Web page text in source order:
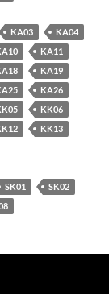
KA03
KA04
KA11
KA19
KA26
KK06
KK13
SK01
SK02